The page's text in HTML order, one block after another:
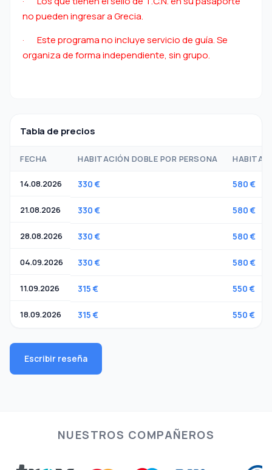
no pueden ingresar a Grecia.
· Este programa no incluye servicio de guía. Se
organiza de forma independiente, sin grupo.
Tabla de precios
FECHA HABITACIÓN DOBLE POR PERSONA
14.08.2026 330 € 580 €
21.08.2026 330 € 580 €
28.08.2026 330 € 580 €
04.09.2026 330 € 580 €
11.09.2026 315 € 550 €
18.09.2026 315 € 550 €
Escribir reseña
NUESTROS COMPAÑEROS